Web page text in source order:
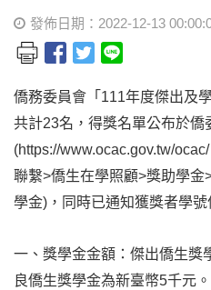
發佈日期：2022-12-13
僑務委員會「111年度傑出及
共計23名，得獎名單公布於僑
(https://www.ocac.gov.tw/
聯繫>僑生在學照顧>獎助學
學金)，同時已通知獲獎者學號
一、獎學金金額：傑出僑生獎
良僑生獎學金為新臺幣5千元。